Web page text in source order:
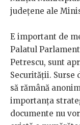
județene ale
E important de
Palatul
Petrescu, sunt
Securității.
să rămână
importanța
documente nu